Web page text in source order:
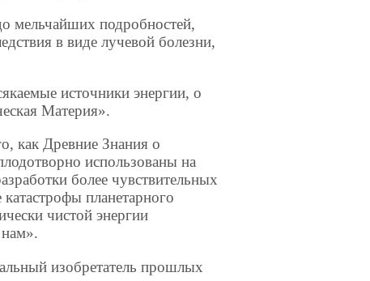
мельчайших подробностей,
в виде лучевой болезни,
источники энергии, о
Материя».
как Древние Знания о
использованы на
более чувствительных
планетарного
чистой энергии
изобретатель прошлых